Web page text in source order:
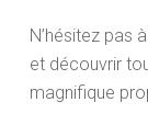
N’hésitez pas
et découvrir
magnifique